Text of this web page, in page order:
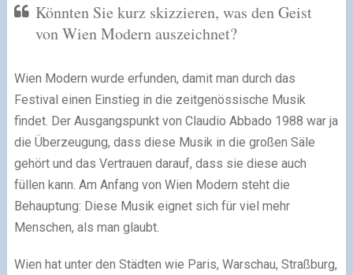
Könnten Sie kurz skizzieren, was den Geist
von Wien Modern auszeichnet?
Wien Modern wurde erfunden, damit man durch das
Festival einen Einstieg in die zeitgenössische Musik
findet. Der Ausgangspunkt von Claudio Abbado 1988 war ja
die Überzeugung, dass diese Musik in die großen Säle
gehört und das Vertrauen darauf, dass sie diese auch
füllen kann. Am Anfang von Wien Modern steht die
Behauptung: Diese Musik eignet sich für viel mehr
Menschen, als man glaubt.
Wien hat unter den Städten wie Paris, Warschau, Straßburg,